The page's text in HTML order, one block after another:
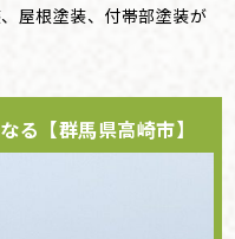
屋根塗装、付帯部塗装が
る【群馬県高崎市】